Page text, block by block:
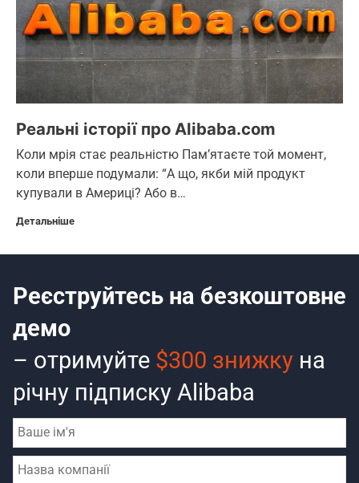
Реальні історії про Alibaba.com
Коли мрія стає реальністю Пам’ятаєте той момент,
коли вперше подумали: “А що, якби мій продукт
купували в Америці? Або в…
Детальніше
Реєструйтесь на безкоштовне
демо
– отримуйте $300 знижку на
річну підписку Alibaba